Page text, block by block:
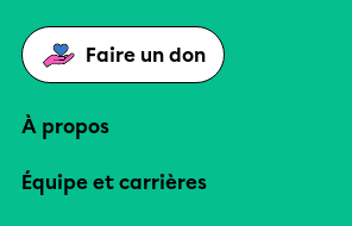
Faire un don
À propos
Équipe et carrières